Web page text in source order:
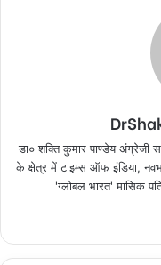
डा० शक्ति कुमार पाण्डेय अंग्रेजी
के क्षेत्र में टाइम्स ऑफ इंडिया,
'ग्लोबल भारत' मासिक